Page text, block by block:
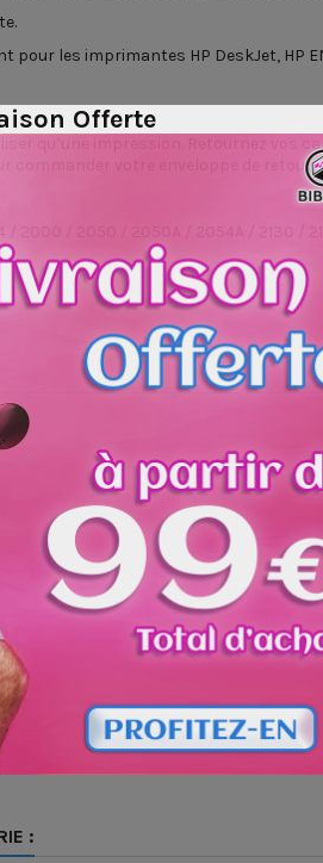
pour les imprimantes HP DeskJet,
qu’une impression. Retournez vos
commander votre enveloppe de retour,
/ 2000 / 2050 / 2050A / 2054A /
:
Offerte